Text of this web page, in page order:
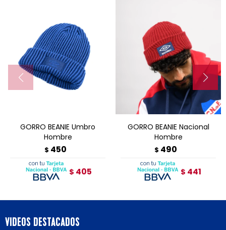
GORRO BEANIE Umbro
Hombre
$ 450
$ 405
GORRO BEANIE Nacional
Hombre
$ 490
$ 441
VIDEOS DESTACADOS